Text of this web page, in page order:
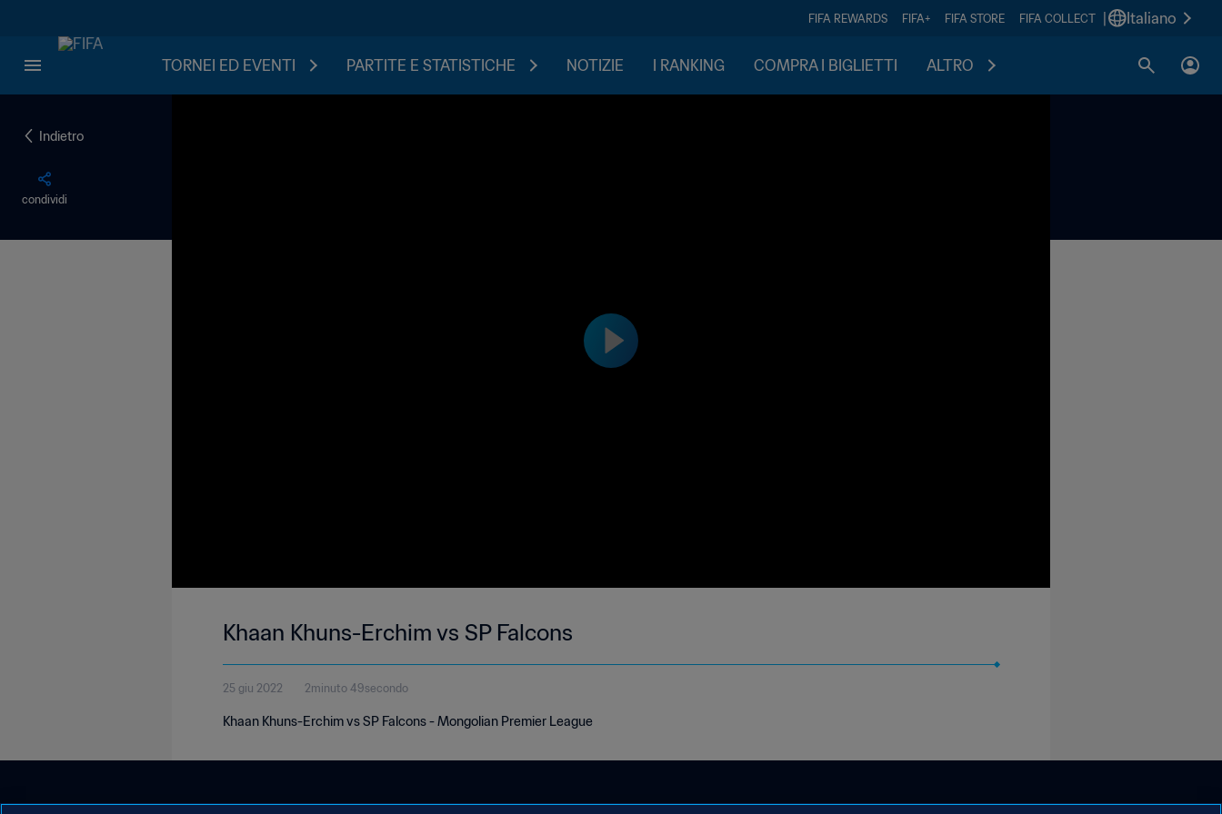
FIFA REWARDS FIFA+ FIFA STORE FIFA COLLECT Italiano
TORNEI ED EVENTI PARTITE E STATISTICHE NOTIZIE I RANKING COMPRA I BIGLIETTI ALTRO
Indietro
condividi
Khaan Khuns-Erchim vs SP Falcons
25 giu 2022 2minuto 49secondo
Khaan Khuns-Erchim vs SP Falcons - Mongolian Premier League